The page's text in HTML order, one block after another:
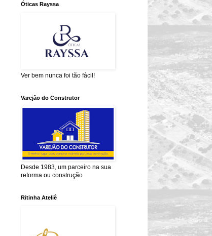
Óticas Rayssa
Ver bem nunca foi tão fácil!
Varejão do Construtor
Desde 1983, um parceiro na sua
reforma ou construção
Ritinha Ateliê